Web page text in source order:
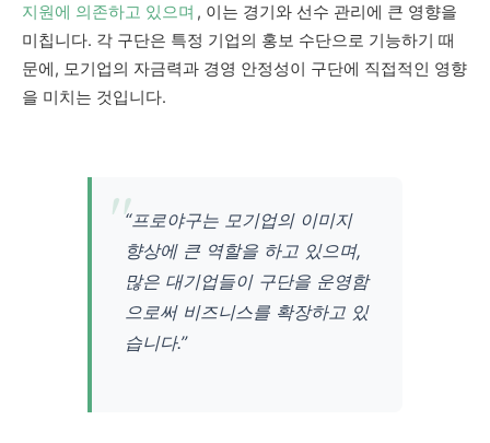
지원에 의존하고 있으며 , 이는 경기와 선수 관리에 큰 영향을
미칩니다. 각 구단은 특정 기업의 홍보 수단으로 기능하기 때
문에, 모기업의 자금력과 경영 안정성이 구단에 직접적인 영향
을 미치는 것입니다.
“프로야구는 모기업의 이미지
향상에 큰 역할을 하고 있으며,
많은 대기업들이 구단을 운영함
으로써 비즈니스를 확장하고 있
습니다.”